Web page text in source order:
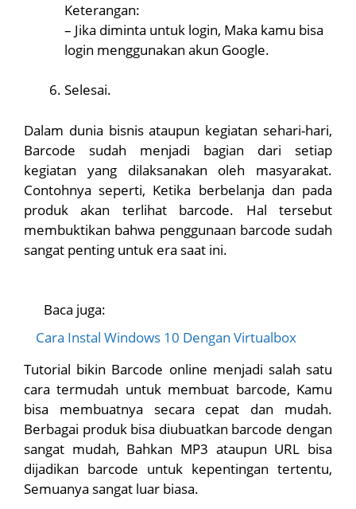
Keterangan:
– Jika diminta untuk login, Maka kamu bisa
login menggunakan akun Google.
Selesai.
Dalam dunia bisnis ataupun kegiatan sehari-hari,
Barcode sudah menjadi bagian dari setiap
kegiatan yang dilaksanakan oleh masyarakat.
Contohnya seperti, Ketika berbelanja dan pada
produk akan terlihat barcode. Hal tersebut
membuktikan bahwa penggunaan barcode sudah
sangat penting untuk era saat ini.
Baca juga:
Cara Instal Windows 10 Dengan Virtualbox
Tutorial bikin Barcode online menjadi salah satu
cara termudah untuk membuat barcode, Kamu
bisa membuatnya secara cepat dan mudah.
Berbagai produk bisa diubuatkan barcode dengan
sangat mudah, Bahkan MP3 ataupun URL bisa
dijadikan barcode untuk kepentingan tertentu,
Semuanya sangat luar biasa.